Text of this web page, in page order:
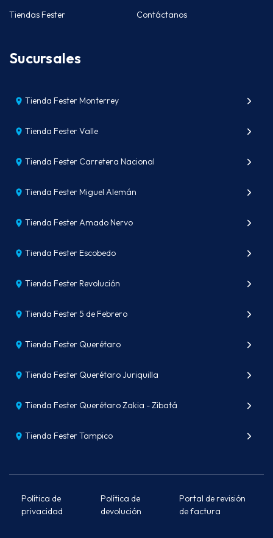
Tiendas Fester Contáctanos
Sucursales
Tienda Fester Monterrey
Tienda Fester Valle
Tienda Fester Carretera Nacional
Tienda Fester Miguel Alemán
Tienda Fester Amado Nervo
Tienda Fester Escobedo
Tienda Fester Revolución
Tienda Fester 5 de Febrero
Tienda Fester Querétaro
Tienda Fester Querétaro Juriquilla
Tienda Fester Querétaro Zakia - Zibatá
Tienda Fester Tampico
Política de
privacidad
Política de
devolución
Portal de revisión
de factura